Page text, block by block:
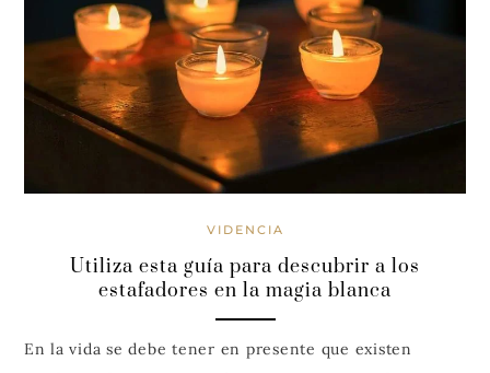
VIDENCIA
Utiliza esta guía para descubrir a los
estafadores en la magia blanca
En la vida se debe tener en presente que existen